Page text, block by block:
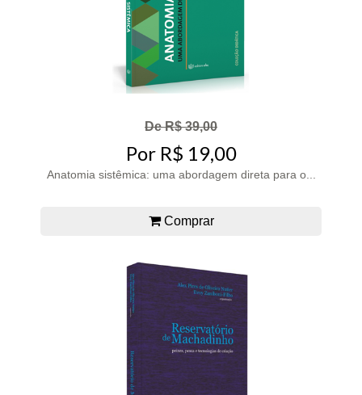
De R$ 39,00
Por R$ 19,00
Anatomia sistêmica: uma abordagem direta para o...
Comprar